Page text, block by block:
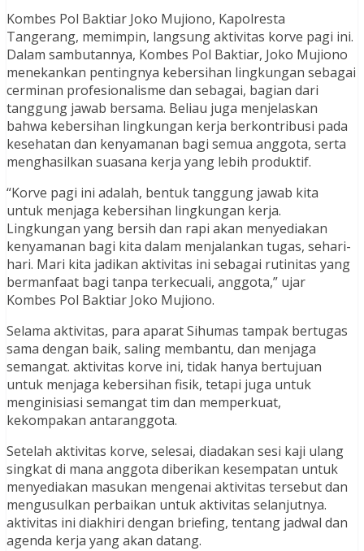
Kombes Pol Baktiar Joko Mujiono, Kapolresta
Tangerang, memimpin, langsung aktivitas korve pagi ini.
Dalam sambutannya, Kombes Pol Baktiar, Joko Mujiono
menekankan pentingnya kebersihan lingkungan sebagai
cerminan profesionalisme dan sebagai, bagian dari
tanggung jawab bersama. Beliau juga menjelaskan
bahwa kebersihan lingkungan kerja berkontribusi pada
kesehatan dan kenyamanan bagi semua anggota, serta
menghasilkan suasana kerja yang lebih produktif.
“Korve pagi ini adalah, bentuk tanggung jawab kita
untuk menjaga kebersihan lingkungan kerja.
Lingkungan yang bersih dan rapi akan menyediakan
kenyamanan bagi kita dalam menjalankan tugas, sehari-
hari. Mari kita jadikan aktivitas ini sebagai rutinitas yang
bermanfaat bagi tanpa terkecuali, anggota,” ujar
Kombes Pol Baktiar Joko Mujiono.
Selama aktivitas, para aparat Sihumas tampak bertugas
sama dengan baik, saling membantu, dan menjaga
semangat. aktivitas korve ini, tidak hanya bertujuan
untuk menjaga kebersihan fisik, tetapi juga untuk
menginisiasi semangat tim dan memperkuat,
kekompakan antaranggota.
Setelah aktivitas korve, selesai, diadakan sesi kaji ulang
singkat di mana anggota diberikan kesempatan untuk
menyediakan masukan mengenai aktivitas tersebut dan
mengusulkan perbaikan untuk aktivitas selanjutnya.
aktivitas ini diakhiri dengan briefing, tentang jadwal dan
agenda kerja yang akan datang.